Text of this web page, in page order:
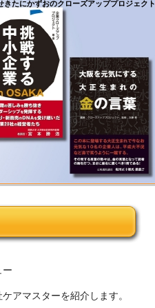
きたにかずおのクローズアッププロジェクト
ー
アマスターを紹介します。